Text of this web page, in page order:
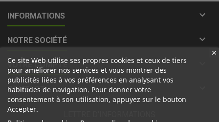
INFORMATIONS 
NOTRE SOCIÉTÉ 
VOTRE COMPTE
CONTACT
Ce site Web utilise ses propres cookies et ceux de tiers
pour améliorer nos services et vous montrer des
publicités liées à vos préférences en analysant vos
habitudes de navigation. Pour donner votre
consentement à son utilisation, appuyez sur le bouton
Accepter.